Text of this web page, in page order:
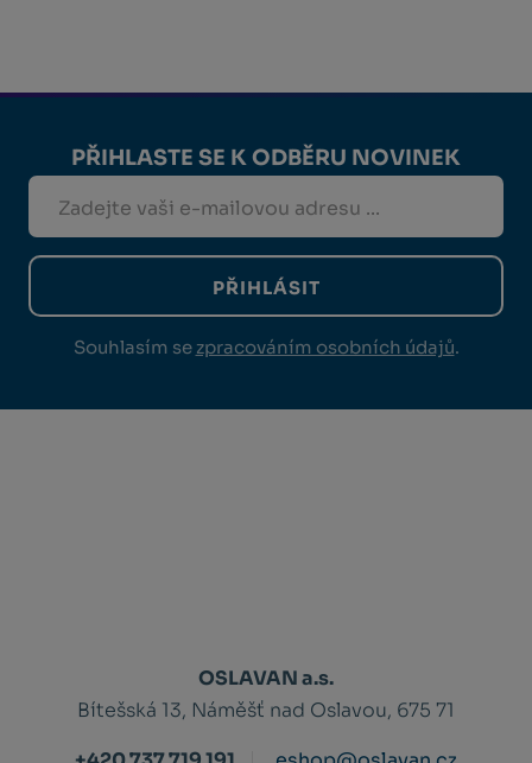
PŘIHLASTE SE K ODBĚRU NOVINEK
PŘIHLÁSIT
Souhlasím se zpracováním osobních údajů.
OSLAVAN a.s.
Bítešská 13, Náměšť nad Oslavou, 675 71